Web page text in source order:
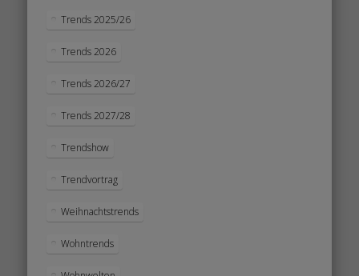
Trends 2025/26
Trends 2026
Trends 2026/27
Trends 2027/28
Trendshow
Trendvortrag
Weihnachtstrends
Wohntrends